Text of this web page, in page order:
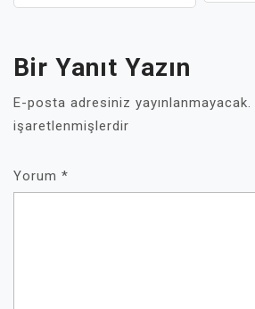
Bir Yanıt Yazın
E-posta adresiniz yayınlanmayacak.
işaretlenmişlerdir
Yorum *